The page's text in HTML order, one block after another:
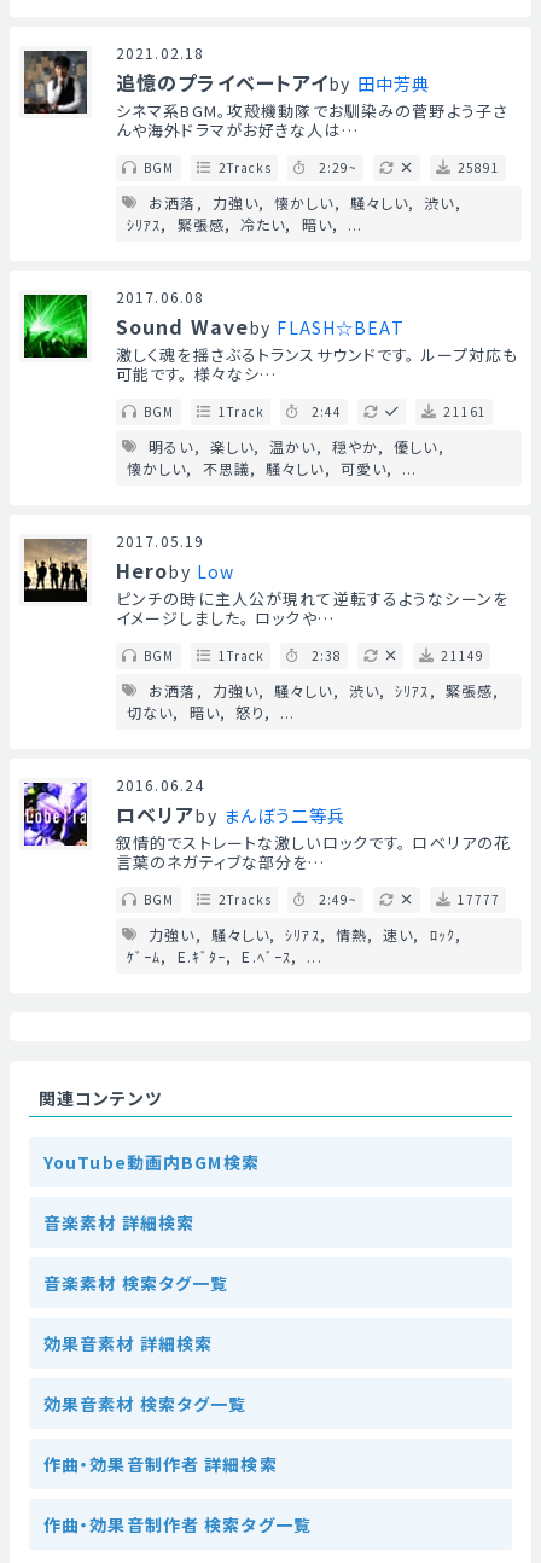
2021.02.18
追憶のプライベートアイby 田中芳典
シネマ系BGM。攻殻機動隊でお馴染みの菅野よう子さ
んや海外ドラマがお好きな人は…
BGM 2Tracks 2:29~ 25891
お洒落 力強い 懐かしい 騒々しい
渋い
ｼﾘｱｽ
緊張感 冷たい 暗い ...
2017.06.08
Sound Waveby FLASH☆BEAT
激しく魂を揺さぶるトランスサウンドです。 ループ対応も
可能です。 様々なシ…
BGM 1Track 2:44 21161
明るい 楽しい 温かい 穏やか
優しい
懐かしい
不思議 騒々しい 可愛い ...
2017.05.19
Heroby Low
ピンチの時に主人公が現れて逆転するようなシーンを
イメージしました。 ロックや…
BGM 1Track 2:38 21149
お洒落 力強い 騒々しい 渋い ｼﾘｱｽ
緊張感
切ない
暗い 怒り ...
2016.06.24
ロベリアby まんぼう二等兵
叙情的でストレートな激しいロックです。 ロベリアの花
言葉のネガティブな部分を…
BGM 2Tracks 2:49~ 17777
力強い 騒々しい ｼﾘｱｽ 情熱 速い
ﾛｯｸ
ｹﾞｰﾑ
E.ｷﾞﾀｰ E.ﾍﾞｰｽ ...
関連コンテンツ
YouTube動画内BGM検索
音楽素材 詳細検索
音楽素材 検索タグ一覧
効果音素材 詳細検索
効果音素材 検索タグ一覧
作曲・効果音制作者 詳細検索
作曲・効果音制作者 検索タグ一覧